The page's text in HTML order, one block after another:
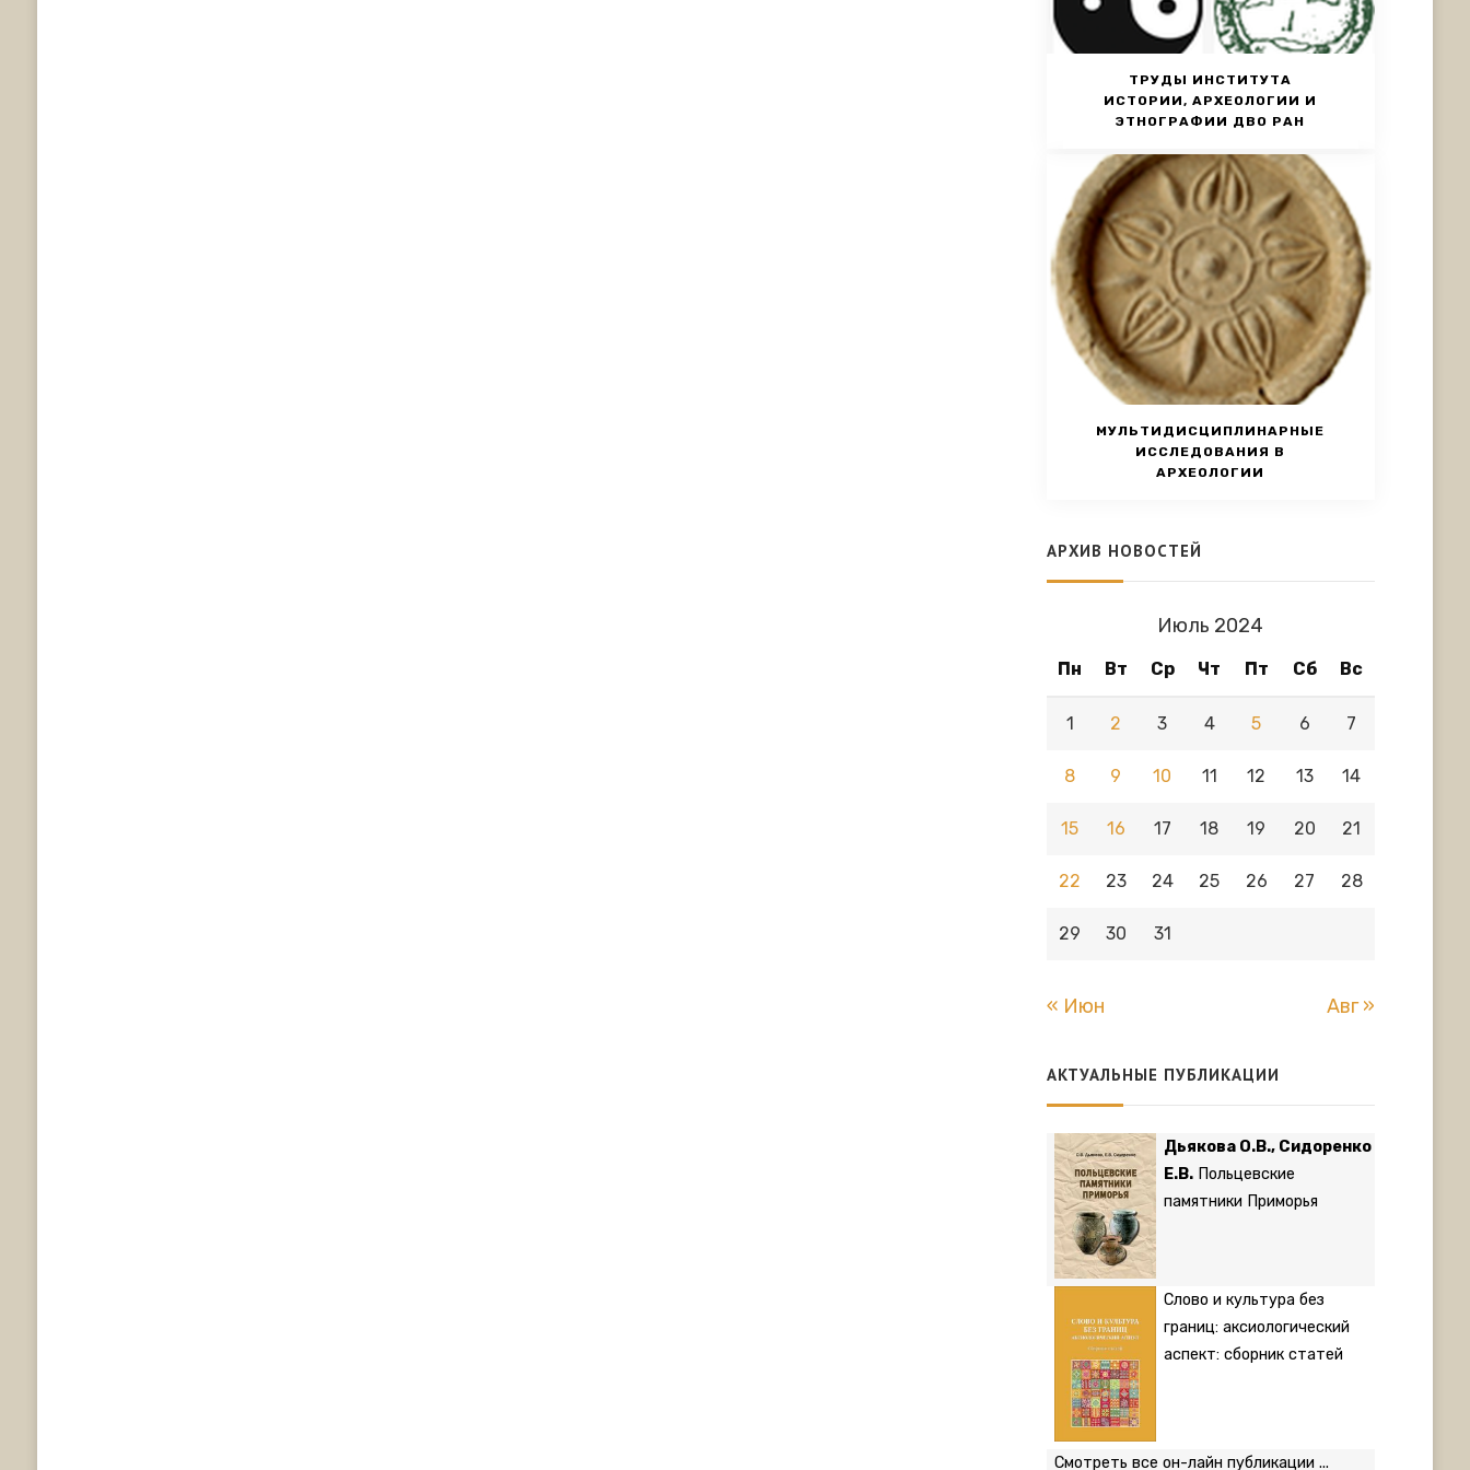
ТРУДЫ ИНСТИТУТА
ИСТОРИИ, АРХЕОЛОГИИ И
ЭТНОГРАФИИ ДВО РАН
МУЛЬТИДИСЦИПЛИНАРНЫЕ
ИССЛЕДОВАНИЯ В
АРХЕОЛОГИИ
АРХИВ НОВОСТЕЙ
Июль 2024
Пн Вт Ср Чт Пт Сб Вс
1 2 3 4 5 6 7
8 9 10 11 12 13 14
15 16 17 18 19 20 21
22 23 24 25 26 27 28
29 30 31
« Июн Авг »
АКТУАЛЬНЫЕ ПУБЛИКАЦИИ
Дьякова О.В., Сидоренко
Е.В.Польцевские
памятники Приморья
Слово и культура без
границ: аксиологический
аспект: сборник статей
Смотреть все он-лайн публикации ...